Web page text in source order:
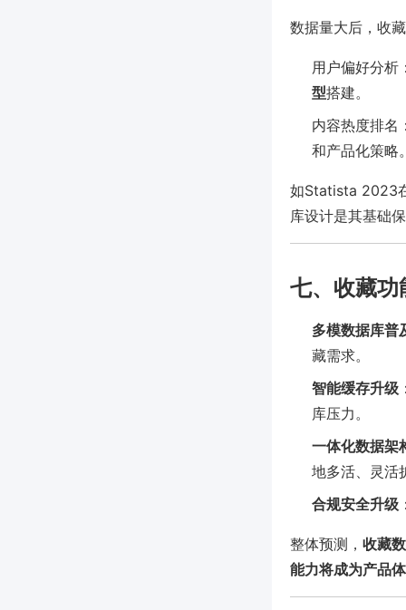
数据量大后，收
用户偏好分析
型搭建。
内容热度排名
和产品化策略
如Statista 2023
库设计是其基础
七、收藏功
多模数据库普
藏需求。
智能缓存升级
库压力。
一体化数据架
地多活、灵活
合规安全升级
整体预测， 收藏
能力将成为产品